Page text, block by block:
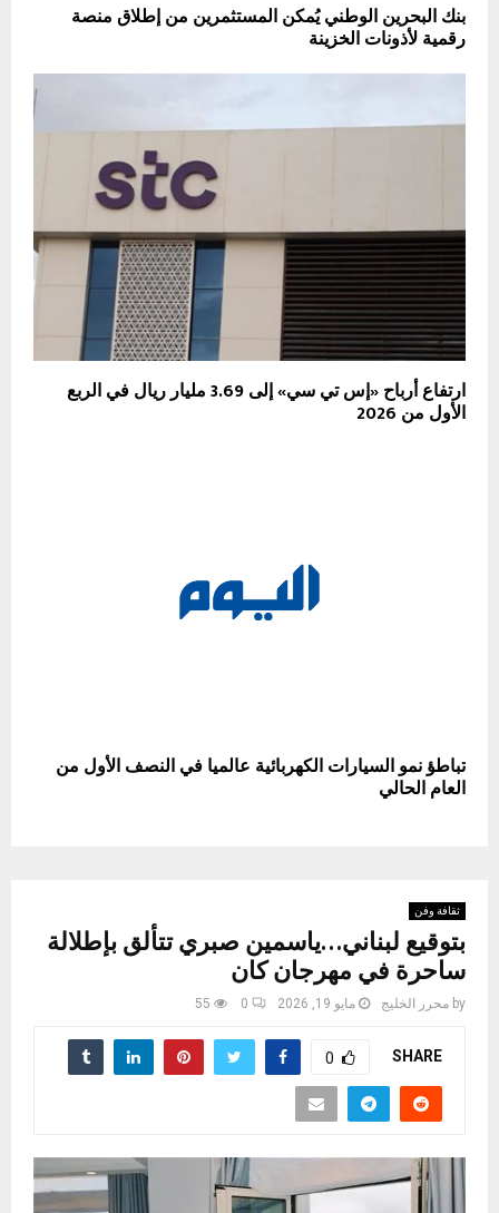
بنك البحرين الوطني يُمكن المستثمرين من إطلاق منصة
رقمية لأذونات الخزينة
ارتفاع أرباح «إس تي سي» إلى 3.69 مليار ريال في الربع
الأول من 2026
تباطؤ نمو السيارات الكهربائية عالميا في النصف الأول من
العام الحالي
ثقافة وفن
بتوقيع لبناني…ياسمين صبري تتألق بإطلالة
ساحرة في مهرجان كان
by محرر الخليج مايو 19, 2026 0
55
SHARE
0